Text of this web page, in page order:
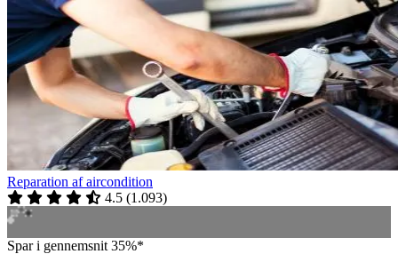
Reparation af aircondition
4.5 (1.093)
Spar i gennemsnit 35%*